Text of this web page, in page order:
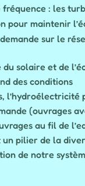
fréquence : les
pour maintenir
sur le
solaire et de
des conditions
l’hydroélectricité
(ouvrages
au fil de
pilier de la
de notre